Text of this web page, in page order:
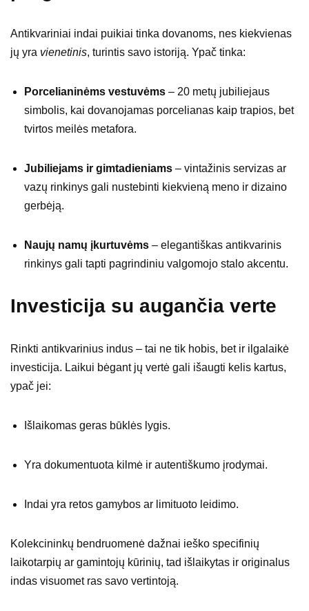
Antikvariniai indai puikiai tinka dovanoms, nes kiekvienas
jų yra vienetinis, turintis savo istoriją. Ypač tinka:
Porcelianinėms vestuvėms – 20 metų jubiliejaus
simbolis, kai dovanojamas porcelianas kaip trapios, bet
tvirtos meilės metafora.
Jubiliejams ir gimtadieniams – vintažinis servizas ar
vazų rinkinys gali nustebinti kiekvieną meno ir dizaino
gerbėją.
Naujų namų įkurtuvėms – elegantiškas antikvarinis
rinkinys gali tapti pagrindiniu valgomojo stalo akcentu.
Investicija su augančia verte
Rinkti antikvarinius indus – tai ne tik hobis, bet ir ilgalaikė
investicija. Laikui bėgant jų vertė gali išaugti kelis kartus,
ypač jei:
Išlaikomas geras būklės lygis.
Yra dokumentuota kilmė ir autentiškumo įrodymai.
Indai yra retos gamybos ar limituoto leidimo.
Kolekcininkų bendruomenė dažnai ieško specifinių
laikotarpių ar gamintojų kūrinių, tad išlaikytas ir originalus
indas visuomet ras savo vertintoją.